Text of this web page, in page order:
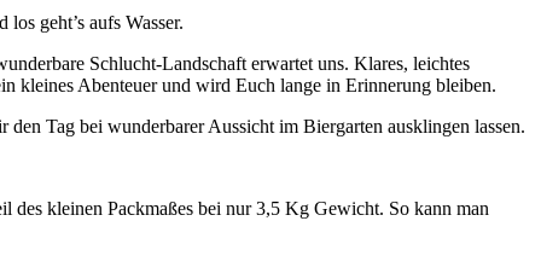
geht’s aufs Wasser.
Schlucht-Landschaft erwartet uns. Klares, leichtes
kleines Abenteuer und wird Euch lange in Erinnerung bleiben.
Tag bei wunderbarer Aussicht im Biergarten ausklingen lassen.
des kleinen Packmaßes bei nur 3,5 Kg Gewicht. So kann man